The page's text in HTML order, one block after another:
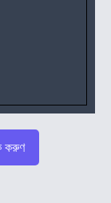
করুণ